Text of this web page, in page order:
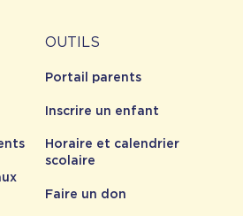
Outils
OUTILS
Portail parents
Inscrire un enfant
Horaire et calendrier
scolaire
Faire un don